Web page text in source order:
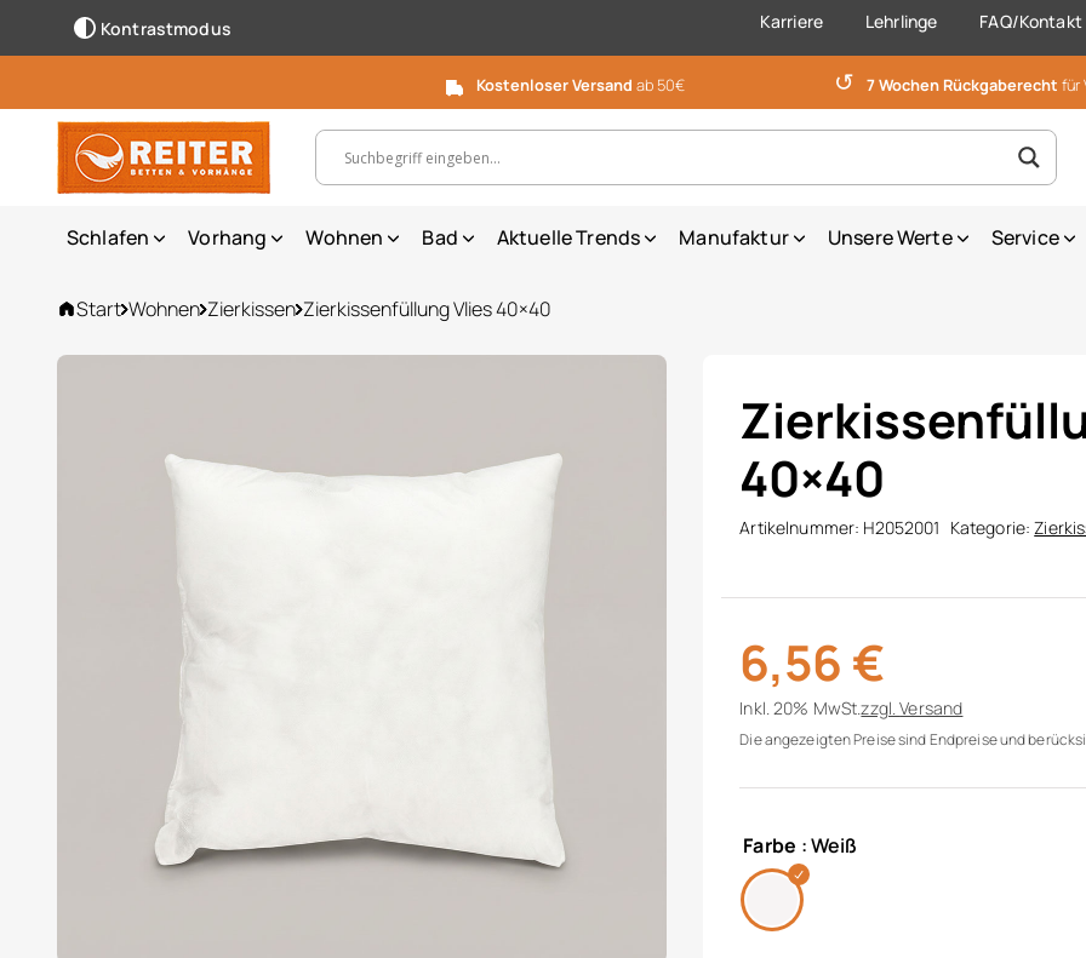
Kontrastmodus Karriere Lehrlinge FAQ/Kontakt
Kostenloser Versand ab 50€ ↺ 7 Wochen Rückgaberecht für
Suchbegriff, Artikelnummer ...
Schlafen Vorhang Wohnen Bad Aktuelle Trends Manufaktur Unsere Werte Service
Start Wohnen Zierkissen Zierkissenfüllung Vlies 40×40
40×40
Artikelnummer: H2052001 Kategorie:
6,56 €
Inkl. 20% MwSt.zzgl.Versand
Die angezeigten Preise sind Endpreise und
Farbe : Weiß